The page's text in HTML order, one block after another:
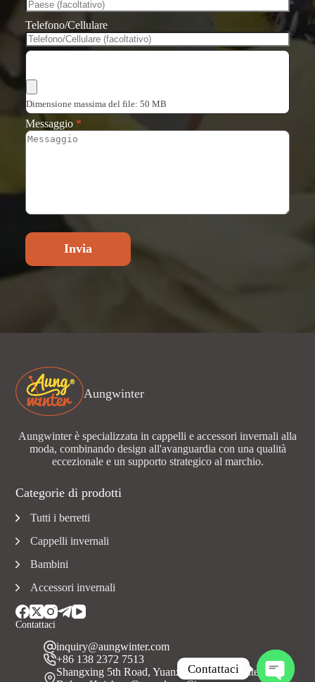
Telefono/Cellulare
Dimensione massima del file: 50 MB
Messaggio *
Invia
Aungwinter
Aungwinter è specializzata in cappelli e accessori invernali alla
moda, combinando design all'avanguardia con una qualità
eccezionale e un supporto strategico al marchio.
Contattaci
inquiry@aungwinter.com
+86 138 2372 7513
Shangxing 5th Road, Yuanzhou Town, Contea di
Categorie di prodotti
Tutti i berretti
Cappelli invernali
Bambini
Accessori invernali
Contattaci